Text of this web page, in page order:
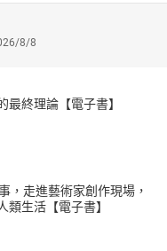
8/8
最終理論【電子書】
，走進藝術家創作現場，
類生活【電子書】